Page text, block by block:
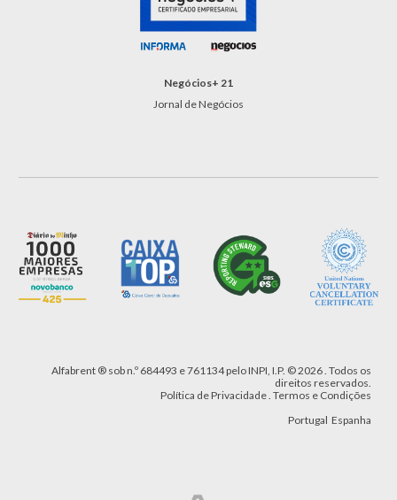
Negócios+ 21
Jornal de Negócios
Alfabrent ® sob n.º 684493 e 761134pelo INPI, I.P. ©2026 . Todos os
direitos reservados.
Política de Privacidade. Termos e Condições
Portugal Espanha